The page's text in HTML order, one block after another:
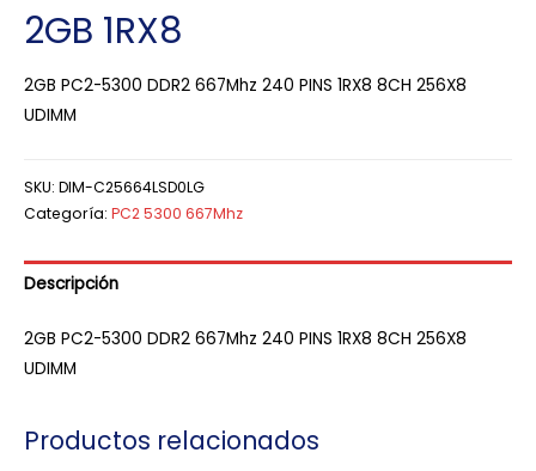
2GB 1RX8
2GB PC2-5300 DDR2 667Mhz 240 PINS 1RX8 8CH 256X8
UDIMM
SKU: DIM-C25664LSD0LG
Categoría: PC2 5300 667Mhz
Descripción
2GB PC2-5300 DDR2 667Mhz 240 PINS 1RX8 8CH 256X8
UDIMM
Productos relacionados